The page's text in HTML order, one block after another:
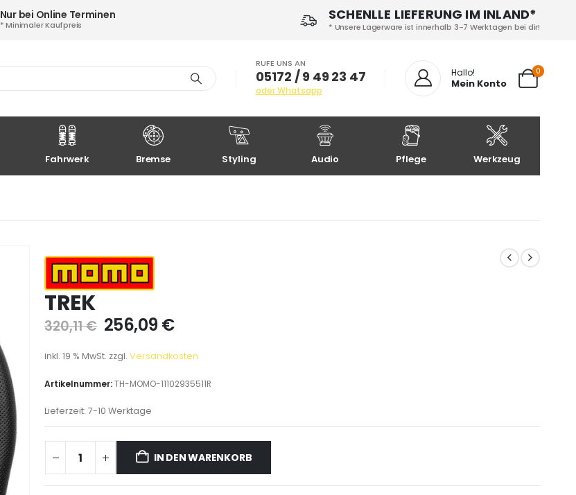
SCHENLLE LIEFERUNG IM INLAND*
* Unsere Lagerware ist innerhalb 3-7 Werktagen bei dir!
Nur bei Online Terminen
* Minimaler Kaufpreis
RUFE UNS AN
05172 / 9 49 23 47
oder Whatsapp
Hallo!
Mein Konto
0
Fahrwerk Bremse Styling Audio Pflege Werkzeug
TREK
320,11€ 256,09 €
inkl. 19 % MwSt. zzgl. Versandkosten
Artikelnummer:TH-MOMO-11102935511R
Lieferzeit: 7-10 Werktage
IN DEN WARENKORB